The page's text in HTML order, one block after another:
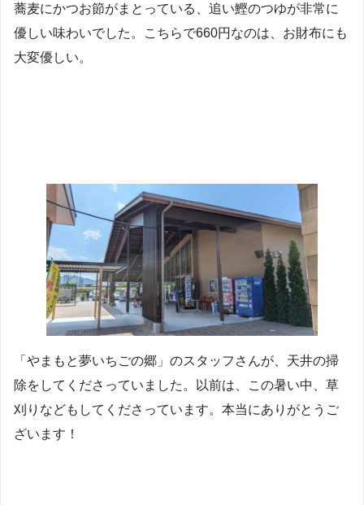
蕎麦にかつお節がまとっている、追い鰹のつゆが非常に
優しい味わいでした。こちらで660円なのは、お財布にも
大変優しい。
「やまもと夢いちごの郷」のスタッフさんが、天井の掃
除をしてくださっていました。以前は、この暑い中、草
刈りなどもしてくださっています。本当にありがとうご
ざいます！